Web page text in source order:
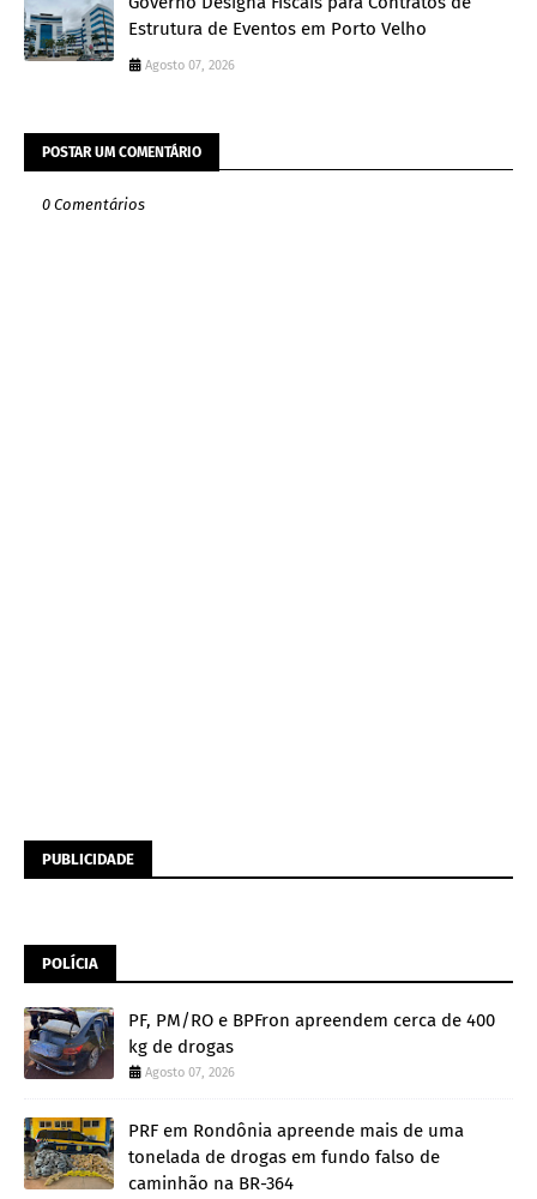
Estrutura de Eventos em Porto Velho
Agosto 07, 2026
POSTAR UM COMENTÁRIO
0 Comentários
PUBLICIDADE
POLÍCIA
PF, PM/RO e BPFron apreendem cerca de 400
kg de drogas
Agosto 07, 2026
PRF em Rondônia apreende mais de uma
tonelada de drogas em fundo falso de
caminhão na BR-364